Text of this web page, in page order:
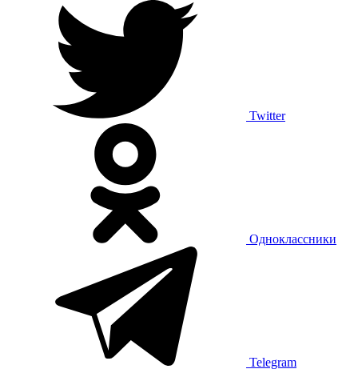
Twitter
Одноклассники
Telegram